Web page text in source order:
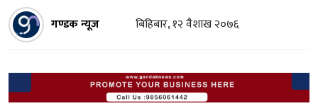
गण्डक न्यूज बिहिबार, १२ वैशाख २०७६